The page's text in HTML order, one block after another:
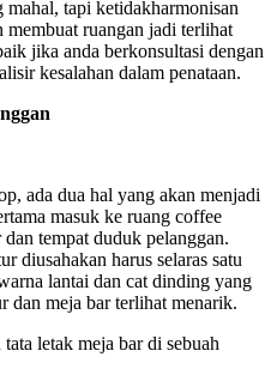
tapi ketidakharmonisan
ruangan jadi terlihat
jika anda berkonsultasi dengan
kesalahan dalam penataan.
ada dua hal yang akan menjadi
masuk ke ruang coffee
tempat duduk pelanggan.
diusahakan harus selaras satu
lantai dan cat dinding yang
dan meja bar terlihat menarik.
letak meja bar di sebuah